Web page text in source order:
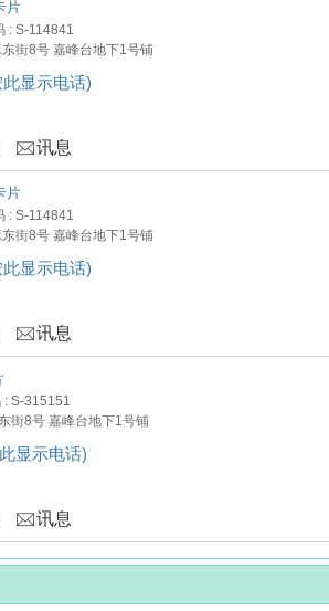
片
: S-114841
街8号 嘉峰台地下1号铺
此显示电话)
讯息
片
: S-114841
街8号 嘉峰台地下1号铺
此显示电话)
讯息
S-315151
街8号 嘉峰台地下1号铺
显示电话)
讯息